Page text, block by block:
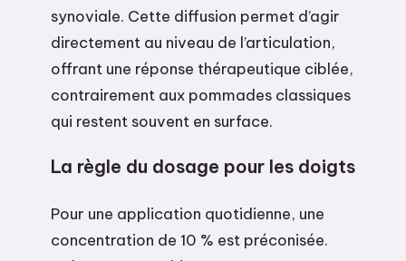
synoviale. Cette diffusion permet d’agir
directement au niveau de l’articulation,
offrant une réponse thérapeutique ciblée,
contrairement aux pommades classiques
qui restent souvent en surface.
La règle du dosage pour les doigts
Pour une application quotidienne, une
concentration de 10 % est préconisée.